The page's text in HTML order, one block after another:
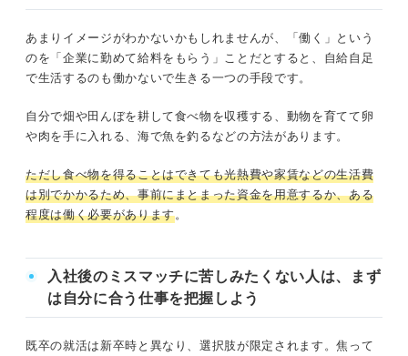
あまりイメージがわかないかもしれませんが、「働く」という
のを「企業に勤めて給料をもらう」ことだとすると、自給自足
で生活するのも働かないで生きる一つの手段です。
自分で畑や田んぼを耕して食べ物を収穫する、動物を育てて卵
や肉を手に入れる、海で魚を釣るなどの方法があります。
ただし食べ物を得ることはできても光熱費や家賃などの生活費
は別でかかるため、事前にまとまった資金を用意するか、ある
程度は働く必要があります。
入社後のミスマッチに苦しみたくない人は、まず
は自分に合う仕事を把握しよう
既卒の就活は新卒時と異なり、選択肢が限定されます。焦って